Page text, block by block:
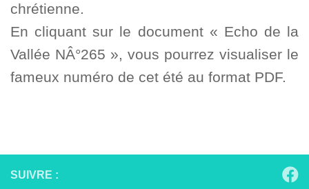
chrétienne.
En cliquant sur le document « Echo de la
Vallée NÂ°265 », vous pourrez visualiser le
fameux numéro de cet été au format PDF.
SUIVRE :